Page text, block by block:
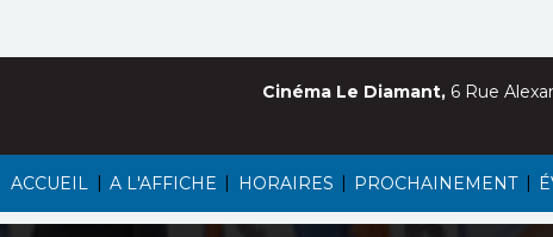
ACCUEIL | A L'AFFICHE | HORAIRES | PROCHAINEMENT |
Cinéma Le Diamant, 6 Rue